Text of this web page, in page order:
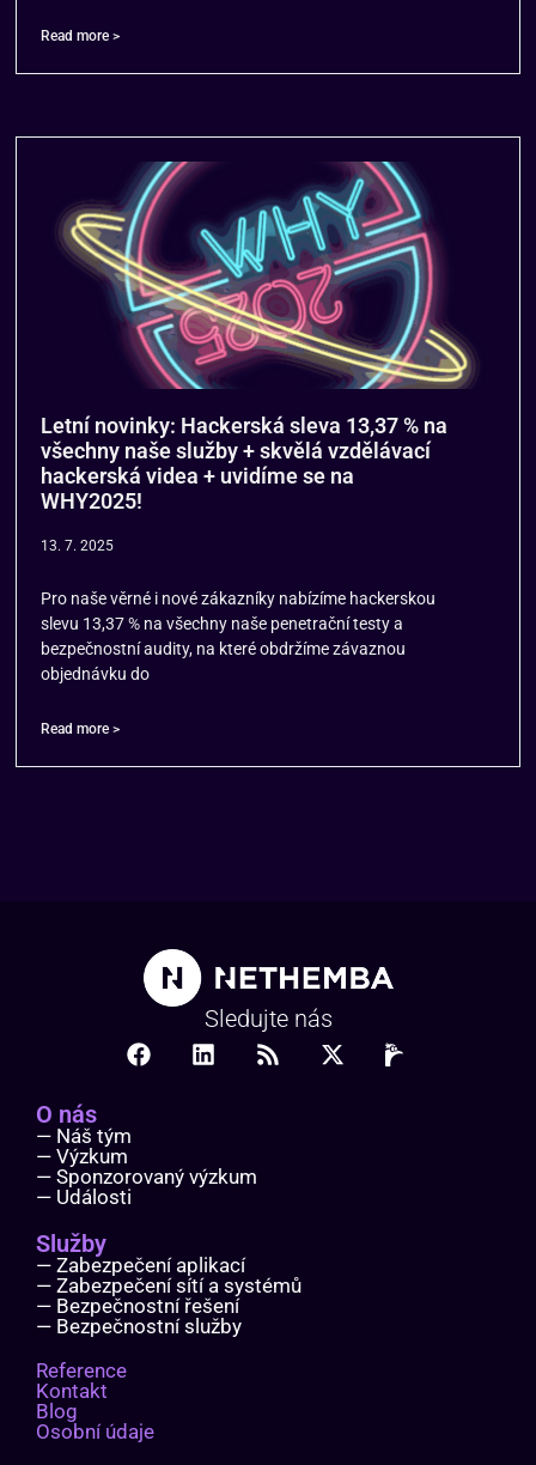
Read more >
Letní novinky: Hackerská sleva 13,37 % na
všechny naše služby + skvělá vzdělávací
hackerská videa + uvidíme se na
WHY2025!
13. 7. 2025
Pro naše věrné i nové zákazníky nabízíme hackerskou
slevu 13,37 % na všechny naše penetrační testy a
bezpečnostní audity, na které obdržíme závaznou
objednávku do
Read more >
Sledujte nás
O nás
— Náš tým
— Výzkum
— Sponzorovaný výzkum
— Události
Služby
— Zabezpečení aplikací
— Zabezpečení sítí a systémů
— Bezpečnostní řešení
— Bezpečnostní služby
Reference
Kontakt
Blog
Osobní údaje